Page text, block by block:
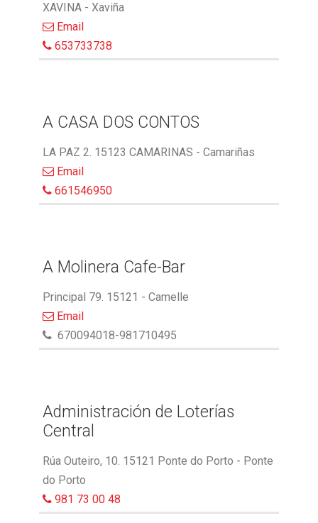
XAVINA - Xaviña
Email
653733738
A CASA DOS CONTOS
LA PAZ 2. 15123 CAMARINAS - Camariñas
Email
661546950
A Molinera Cafe-Bar
Principal 79. 15121 - Camelle
Email
670094018-981710495
Administración de Loterías
Central
Rúa Outeiro, 10. 15121 Ponte do Porto - Ponte
do Porto
981 73 00 48